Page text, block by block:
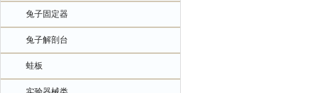
兔子固定器
兔子解剖台
蛙板